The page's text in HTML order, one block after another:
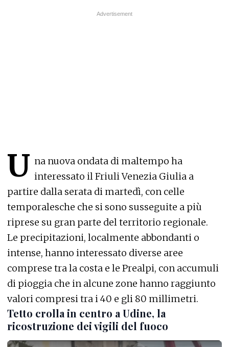
U na nuova ondata di maltempo ha
interessato il Friuli Venezia Giulia a
partire dalla serata di martedì, con celle
temporalesche che si sono susseguite a più
riprese su gran parte del territorio regionale.
Le precipitazioni, localmente abbondanti o
intense, hanno interessato diverse aree
comprese tra la costa e le Prealpi, con accumuli
di pioggia che in alcune zone hanno raggiunto
valori compresi tra i 40 e gli 80 millimetri.
Tetto crolla in centro a Udine, la
ricostruzione dei vigili del fuoco